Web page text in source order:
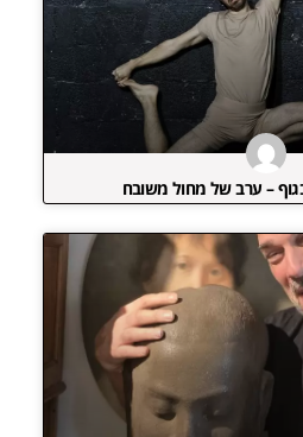
– ערב של מחול משובח